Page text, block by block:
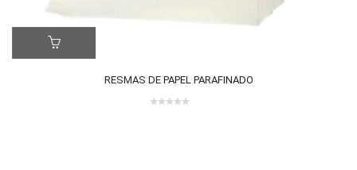
RESMAS DE PAPEL PARAFINADO